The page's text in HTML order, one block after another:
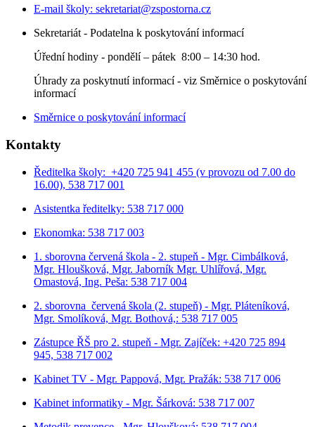
E-mail školy: sekretariat@zspostorna.cz
Sekretariát - Podatelna k poskytování informací
Úřední hodiny - pondělí – pátek 8:00 – 14:30 hod.
Úhrady za poskytnutí informací - viz Směrnice o poskytování
informací
Směrnice o poskytování informací
Kontakty
Ředitelka školy: +420 725 941 455 (v provozu od 7.00 do
16.00), 538 717 001
Asistentka ředitelky: 538 717 000
Ekonomka: 538 717 003
1. sborovna červená škola - 2. stupeň - Mgr. Cimbálková,
Mgr. Hloušková, Mgr. Jaborník Mgr. Uhlířová, Mgr.
Omastová, Ing. Peša: 538 717 004
2. sborovna červená škola (2. stupeň) - Mgr. Pláteníková,
Mgr. Smolíková, Mgr. Bothová,: 538 717 005
Zástupce ŘŠ pro 2. stupeň - Mgr. Zajíček: +420 725 894
945, 538 717 002
Kabinet TV - Mgr. Pappová, Mgr. Pražák: 538 717 006
Kabinet informatiky - Mgr. Šárková: 538 717 007